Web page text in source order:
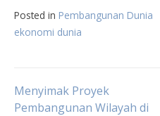
Posted in Pembangunan Dunia
ekonomi dunia
Post
Menyimak Proyek
Pembangunan Wilayah di